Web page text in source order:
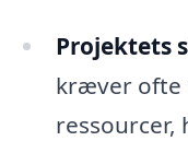
Projektets
kræver ofte
ressourcer,